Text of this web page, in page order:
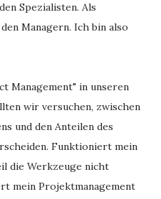
Spezialisten. Als
Managern. Ich bin also
Management" in unseren
wir versuchen, zwischen
und den Anteilen des
Funktioniert mein
die Werkzeuge nicht
mein Projektmanagement